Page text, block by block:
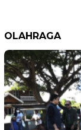
OLAHRAGA